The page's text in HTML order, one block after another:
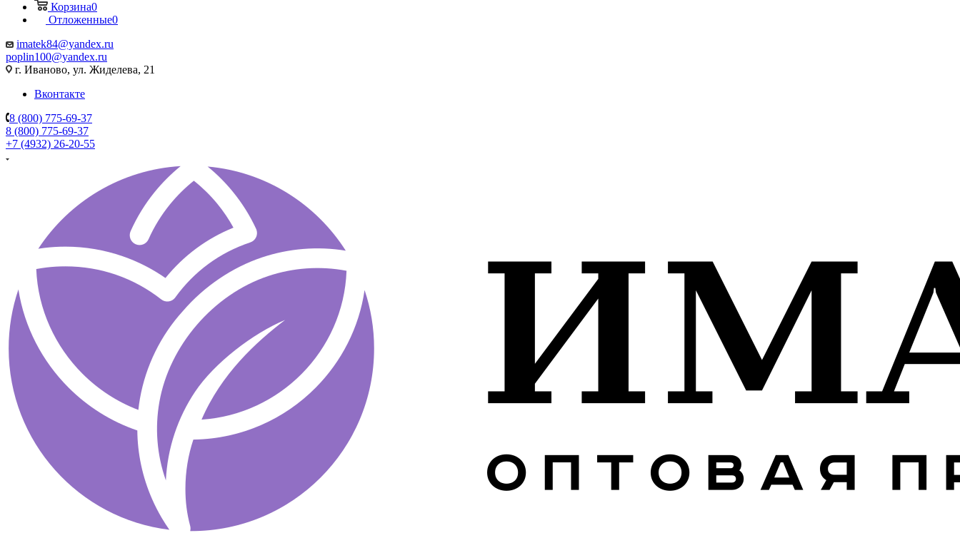
Корзина0
Отложенные0
imatek84@yandex.ru
poplin100@yandex.ru
г. Иваново, ул. Жиделева, 21
Вконтакте
8 (800) 775-69-37
8 (800) 775-69-37
+7 (4932) 26-20-55